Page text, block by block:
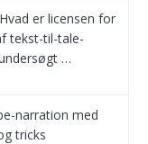
er licensen for
tekst-til-tale-
…
narration med
tricks